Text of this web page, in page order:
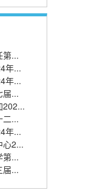
第...
年...
年...
届...
202...
二...
年...
心2...
第...
届...